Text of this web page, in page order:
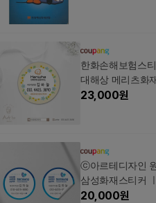
한화손해보험스
대해상 메리츠화
23,000원
ⓒ아르테디자인
삼성화재스티커
ㅣ 스티커인쇄 ㅣ
20,000원